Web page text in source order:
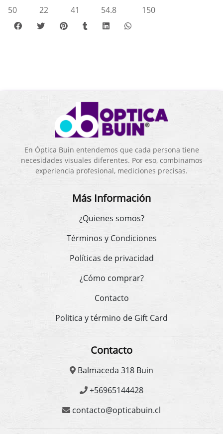
50
22 41 54.8 150
En Óptica Buin entendemos que cada persona tiene
necesidades visuales diferentes. Por eso, combinamos
experiencia profesional, mediciones precisas.
Más Información
¿Quienes somos?
Términos y Condiciones
Políticas de privacidad
¿Cómo comprar?
Contacto
Politica y término de Gift Card
Contacto
Balmaceda 318 Buin
+56965144428
contacto@opticabuin.cl